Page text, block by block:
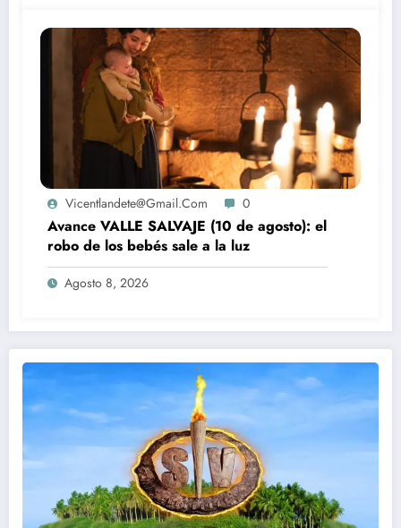
Vicentlandete@gmail.com 0
Avance VALLE SALVAJE (10 de agosto): el
robo de los bebés sale a la luz
Agosto 8, 2026